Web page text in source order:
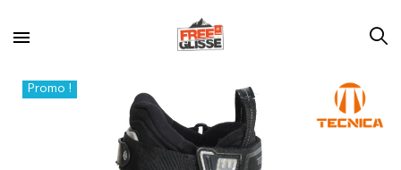
Promo !